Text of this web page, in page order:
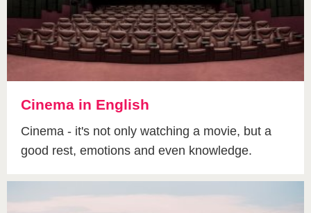
Cinema in English
Cinema - it's not only watching a movie, but a
good rest, emotions and even knowledge.